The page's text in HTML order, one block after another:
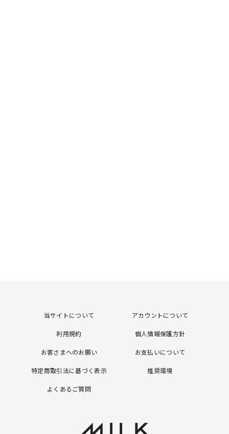
当サイトについて アカウントについて
利用規約 個人情報保護方針
お客さまへのお願い お支払いについて
特定商取引法に基づく表示 推奨環境
よくあるご質問